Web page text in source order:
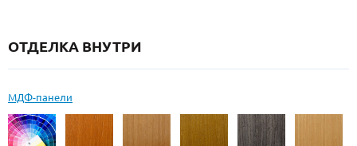
ОТДЕЛКА ВНУТРИ
МДФ-панели